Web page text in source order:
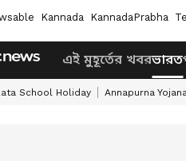
Kannada KannadaPrabha
এই মুহূর্তের খবরভারত
School Holiday Annapurna